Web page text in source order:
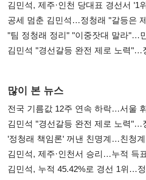
0.86%p(2보)
김민석, 제주·인천 당대표 경선서 '1
공세 멈춘 김민석…정청래 "갈등은
"팀 정청래 정리" "이중잣대 말라"…
다툼 격화
김민석 "경선갈등 완전 제로 노력"…
많이 본 뉴스
전국 기름값 12주 연속 하락…서울
김민석 "경선갈등 완전 제로 노력"…
사과부터"
'정청래 책임론' 꺼낸 친명계…친청
때리기
김민석, 제주·인천서 승리…누적 득
탈환'(종합)
김민석, 누적 45.42%로 경선 1위…